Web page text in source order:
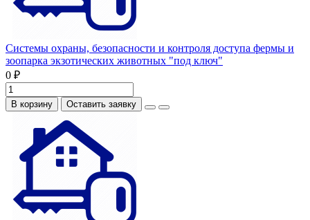
Системы охраны, безопасности и контроля доступа фермы и
зоопарка экзотических животных "под ключ"
0 ₽
В корзину Оставить заявку